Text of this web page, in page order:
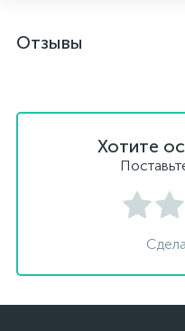
Отзывы
Хотите